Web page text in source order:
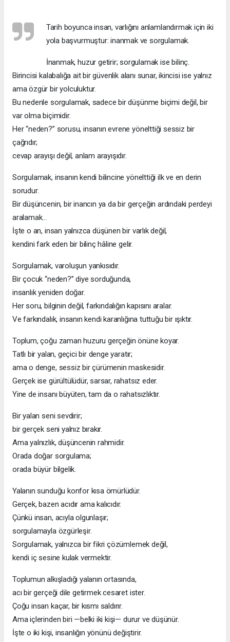
Tarih boyunca insan, varlığını anlamlandırmak için iki
yola başvurmuştur: inanmak ve sorgulamak.
İnanmak, huzur getirir; sorgulamak ise bilinç.
Birincisi kalabalığa ait bir güvenlik alanı sunar, ikincisi ise yalnız
ama özgür bir yolculuktur.
Bu nedenle sorgulamak, sadece bir düşünme biçimi değil, bir
var olma biçimidir.
Her “neden?” sorusu, insanın evrene yönelttiği sessiz bir
çağrıdır;
cevap arayışı değil, anlam arayışıdır.
Sorgulamak, insanın kendi bilincine yönelttiği ilk ve en derin
sorudur.
Bir düşüncenin, bir inancın ya da bir gerçeğin ardındaki perdeyi
aralamak…
İşte o an, insan yalnızca düşünen bir varlık değil,
kendini fark eden bir bilinç hâline gelir.
Sorgulamak, varoluşun yankısıdır.
Bir çocuk “neden?” diye sorduğunda,
insanlık yeniden doğar.
Her soru, bilginin değil, farkındalığın kapısını aralar.
Ve farkındalık, insanın kendi karanlığına tuttuğu bir ışıktır.
Toplum, çoğu zaman huzuru gerçeğin önüne koyar.
Tatlı bir yalan, geçici bir denge yaratır;
ama o denge, sessiz bir çürümenin maskesidir.
Gerçek ise gürültülüdür, sarsar, rahatsız eder.
Yine de insanı büyüten, tam da o rahatsızlıktır.
Bir yalan seni sevdirir;
bir gerçek seni yalnız bırakır.
Ama yalnızlık, düşüncenin rahmidir.
Orada doğar sorgulama;
orada büyür bilgelik.
Yalanın sunduğu konfor kısa ömürlüdür.
Gerçek, bazen acıdır ama kalıcıdır.
Çünkü insan, acıyla olgunlaşır;
sorgulamayla özgürleşir.
Sorgulamak, yalnızca bir fikri çözümlemek değil,
kendi iç sesine kulak vermektir.
Toplumun alkışladığı yalanın ortasında,
acı bir gerçeği dile getirmek cesaret ister.
Çoğu insan kaçar, bir kısmı saldırır.
Ama içlerinden biri —belki iki kişi— durur ve düşünür.
İşte o iki kişi, insanlığın yönünü değiştirir.